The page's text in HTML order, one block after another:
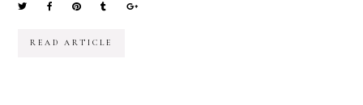
READ ARTICLE